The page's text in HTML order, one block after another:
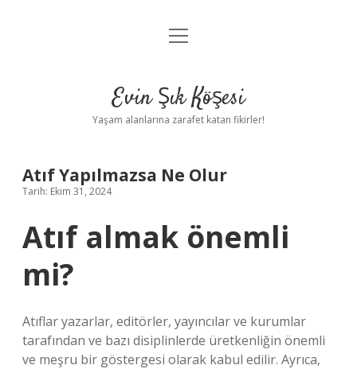
Anasayfa
Yasal Uyarı
menüyü
Evin Şık Köşesi
Yaşam alanlarına zarafet katan fikirler!
Atıf Yapılmazsa Ne Olur
Tarih: Ekim 31, 2024
Atıf almak önemli
mi?
Atıflar yazarlar, editörler, yayıncılar ve kurumlar
tarafından ve bazı disiplinlerde üretkenliğin önemli
ve meşru bir göstergesi olarak kabul edilir. Ayrıca,